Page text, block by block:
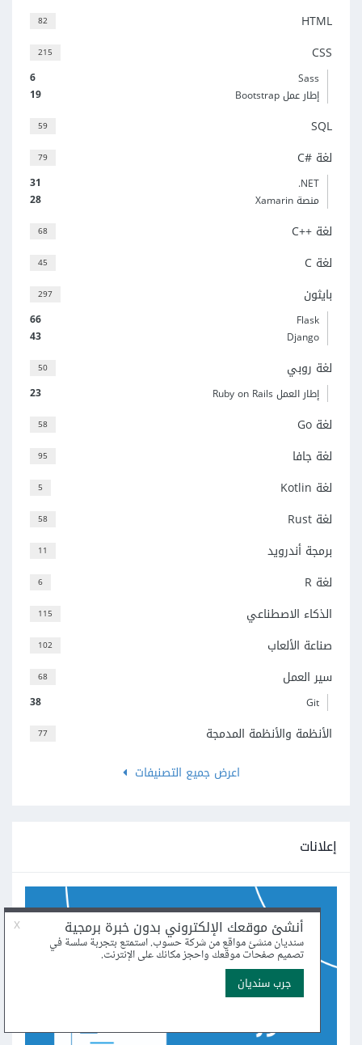
82 HTML
215 CSS
6
Sass
19
إطار عمل Bootstrap
59 SQL
79 لغة C#‎
31
‎.NET
28
منصة Xamarin
68 لغة C++‎
45 لغة C
297 بايثون
66
Flask
43
Django
50 لغة روبي
23 إطار العمل Ruby on Rails
58 لغة Go
95 لغة جافا
5 لغة Kotlin
58 لغة Rust
11 برمجة أندرويد
6 لغة R
115 الذكاء الاصطناعي
102 صناعة الألعاب
68 سير العمل
38 Git
77
الأنظمة والأنظمة المدمجة
اعرض جميع التصنيفات
إعلانات